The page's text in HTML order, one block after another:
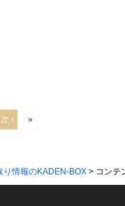
次 › »
り情報のKADEN-BOX > コンテ